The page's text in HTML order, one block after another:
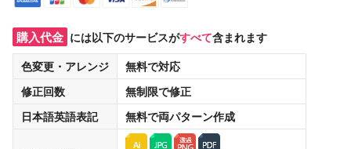
購入代金 には以下のサービスがすべて含まれます
色変更・アレンジ
無料で対応
修正回数
無制限で修正
日本語英語表記
無料で両パターン作成